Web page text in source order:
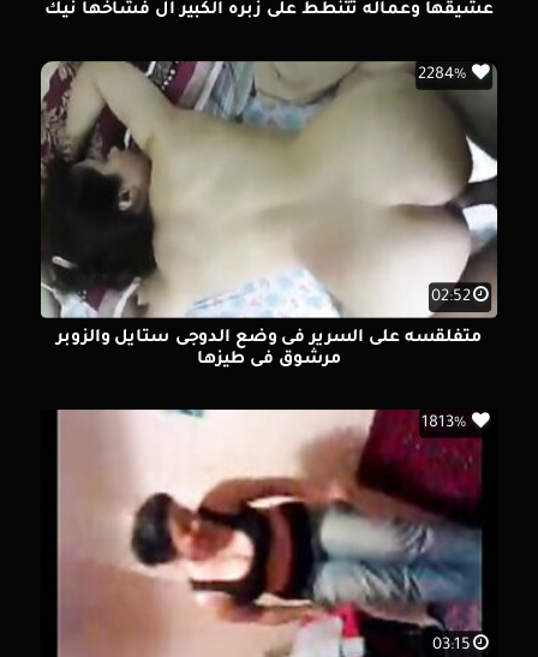
عشيقها وعماله تتنطط على زبره الكبير ال فشاخها نيك
02:52
2284%
متفلقسه على السرير فى وضع الدوجى ستايل والزوبر
مرشوق فى طيزها
03:15
1813%